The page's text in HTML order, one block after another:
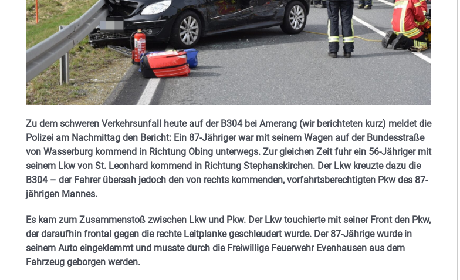
Zu dem schweren Verkehrsunfall heute auf der B304 bei Amerang (wir berichteten kurz) meldet die
Polizei am Nachmittag den Bericht: Ein 87-Jähriger war mit seinem Wagen auf der Bundesstraße
von Wasserburg kommend in Richtung Obing unterwegs. Zur gleichen Zeit fuhr ein 56-Jähriger mit
seinem Lkw von St. Leonhard kommend in Richtung Stephanskirchen. Der Lkw kreuzte dazu die
B304 – der Fahrer übersah jedoch den von rechts kommenden, vorfahrtsberechtigten Pkw des 87-
jährigen Mannes.
Es kam zum Zusammenstoß zwischen Lkw und Pkw. Der Lkw touchierte mit seiner Front den Pkw,
der daraufhin frontal gegen die rechte Leitplanke geschleudert wurde. Der 87-Jährige wurde in
seinem Auto eingeklemmt und musste durch die Freiwillige Feuerwehr Evenhausen aus dem
Fahrzeug geborgen werden.